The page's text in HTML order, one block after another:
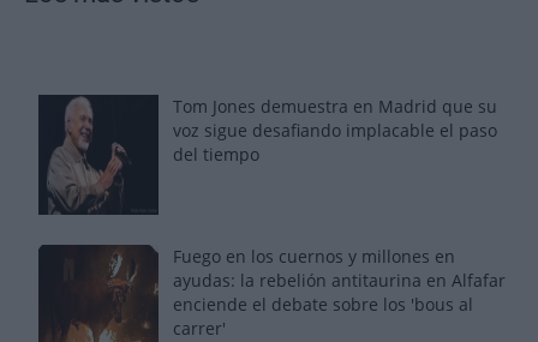
Tom Jones demuestra en Madrid que su
voz sigue desafiando implacable el paso
del tiempo
Fuego en los cuernos y millones en
ayudas: la rebelión antitaurina en Alfafar
enciende el debate sobre los 'bous al
carrer'